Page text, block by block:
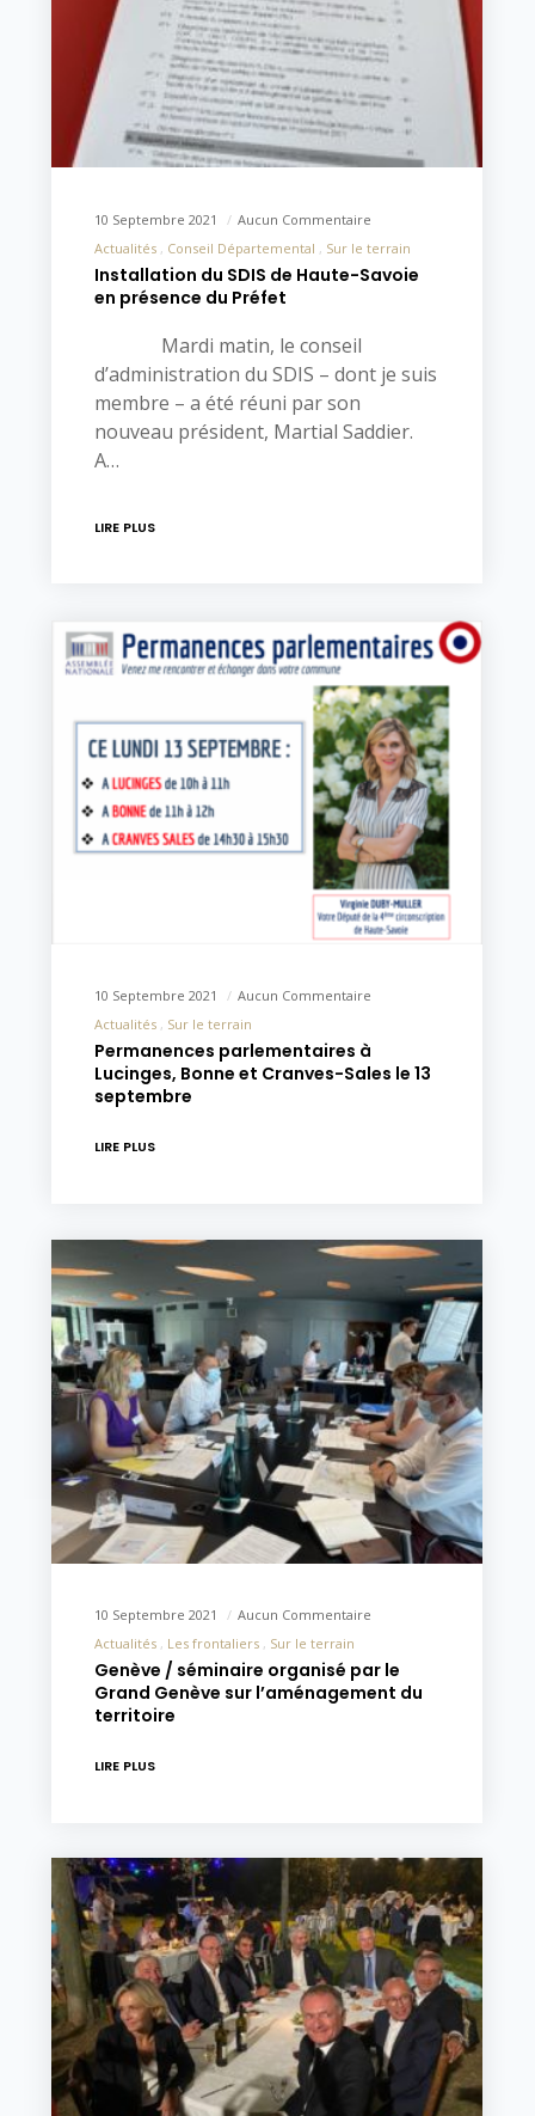
10 Septembre 2021
Aucun Commentaire
Actualités
Conseil Départemental Sur le terrain
Installation du SDIS de Haute-Savoie
en présence du Préfet
Mardi matin, le conseil
d’administration du SDIS – dont je suis
membre – a été réuni par son
nouveau président, Martial Saddier.
A…
LIRE PLUS
10 Septembre 2021
Aucun Commentaire
Actualités
Sur le terrain
Permanences parlementaires à
Lucinges, Bonne et Cranves-Sales le 13
septembre
LIRE PLUS
10 Septembre 2021
Aucun Commentaire
Actualités
Les frontaliers Sur le terrain
Genève / séminaire organisé par le
Grand Genève sur l’aménagement du
territoire
LIRE PLUS